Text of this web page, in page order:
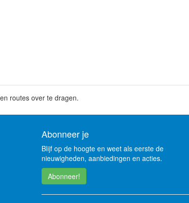
routes over te dragen.
Abonneer je
Blijf op de hoogte en weet als eerste de
nieuwigheden, aanbiedingen en acties.
Abonneer!